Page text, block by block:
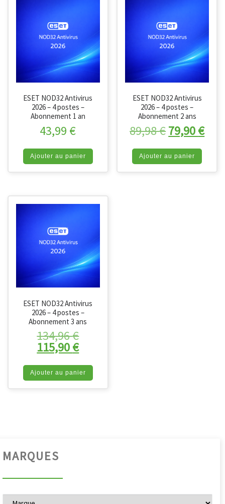
ESET NOD32 Antivirus
2026 – 4 postes –
Abonnement 1 an
43,99 €
Ajouter au panier
ESET NOD32 Antivirus
2026 – 4 postes –
Abonnement 2 ans
89,98€Le prix
79,90€Le
Ajouter au panier
ESET NOD32 Antivirus
2026 – 4 postes –
Abonnement 3 ans
134,96€Le prix initial était : 134,96 €.
115,90€Le prix actuel est : 115,90 €.
Ajouter au panier
MARQUES